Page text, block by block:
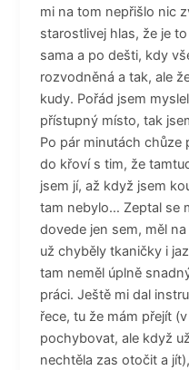
mi na tom nepřišlo nic
starostlivej hlas, že je
sama a po dešti, kdy
rozvodněná a tak, ale
kudy. Pořád jsem
přístupný místo, tak
Po pár minutách chůze
do křoví s tim, že
jsem jí, až když jsem
tam nebylo… Zeptal se
dovede jen sem, měl
už chyběly tkaničky i
tam neměl úplně
práci. Ještě mi dal
řece, tu že mám přejít
pochybovat, ale když
nechtěla zas otočit a